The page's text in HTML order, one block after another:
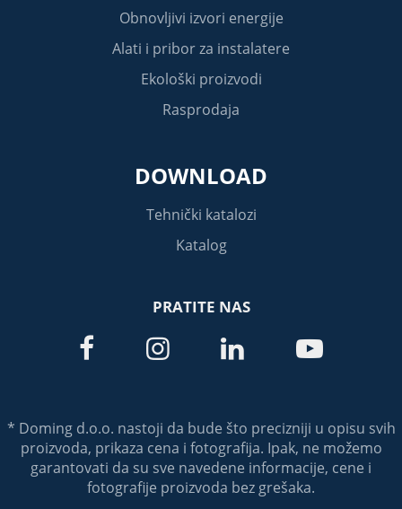
Obnovljivi izvori energije
Alati i pribor za instalatere
Ekološki proizvodi
Rasprodaja
DOWNLOAD
Tehnički katalozi
Katalog
PRATITE NAS
   
* Doming d.o.o. nastoji da bude što precizniji u opisu svih
proizvoda, prikaza cena i fotografija. Ipak, ne možemo
garantovati da su sve navedene informacije, cene i
fotografije proizvoda bez grešaka.